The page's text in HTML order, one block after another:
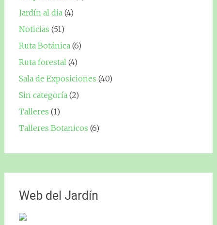
Jardín al dia(4)
Noticias (51)
Ruta Botánica(6)
Ruta forestal(4)
Sala de Exposiciones (40)
Sin categoría(2)
Talleres (1)
Talleres Botanicos (6)
Web del Jardín